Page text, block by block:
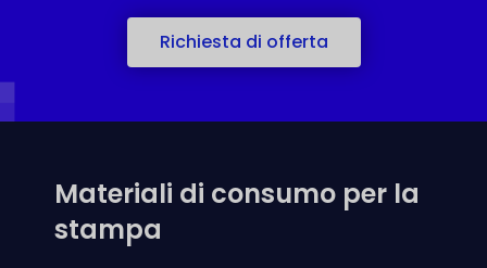
Richiesta di offerta
Materiali di consumo per la
stampa